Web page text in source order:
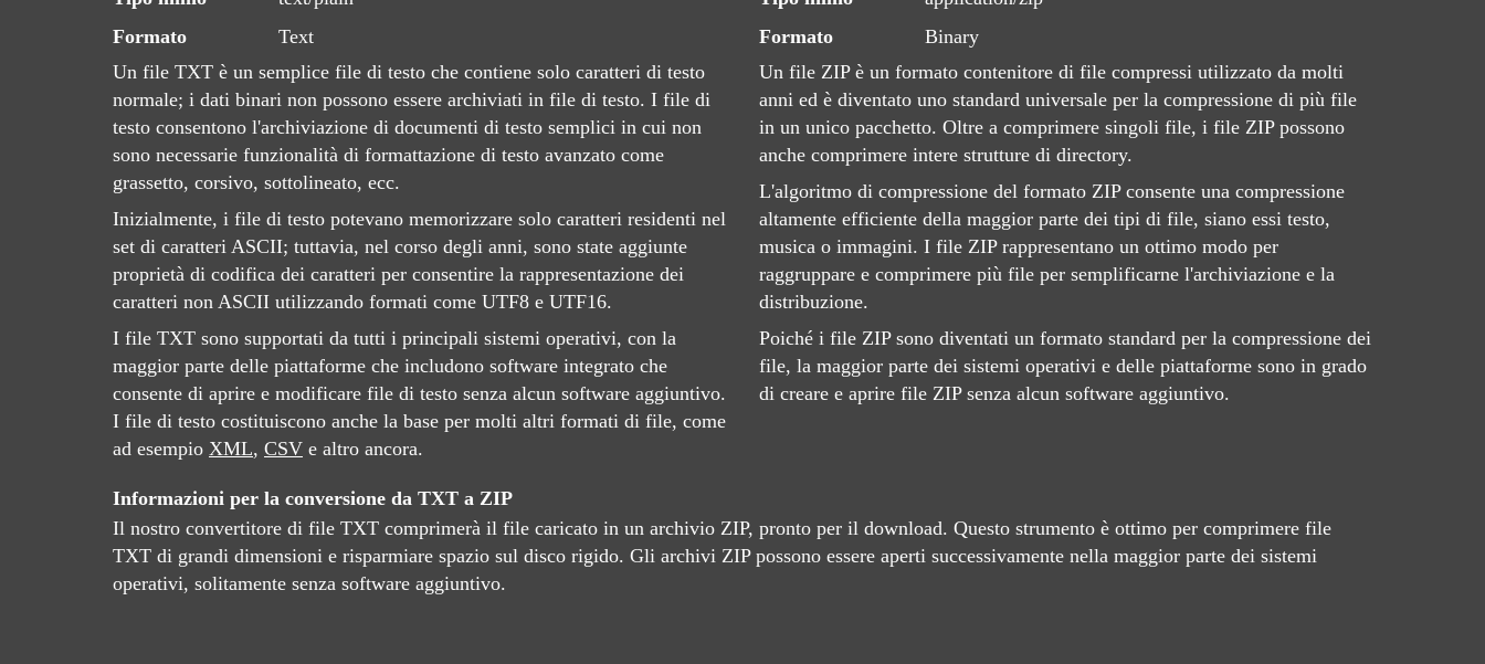
Formato
Text
Un file TXT è un semplice file di testo che contiene solo caratteri di testo
normale; i dati binari non possono essere archiviati in file di testo. I file di
testo consentono l'archiviazione di documenti di testo semplici in cui non
sono necessarie funzionalità di formattazione di testo avanzato come
grassetto, corsivo, sottolineato, ecc.
Inizialmente, i file di testo potevano memorizzare solo caratteri residenti nel
set di caratteri ASCII; tuttavia, nel corso degli anni, sono state aggiunte
proprietà di codifica dei caratteri per consentire la rappresentazione dei
caratteri non ASCII utilizzando formati come UTF8 e UTF16.
I file TXT sono supportati da tutti i principali sistemi operativi, con la
maggior parte delle piattaforme che includono software integrato che
consente di aprire e modificare file di testo senza alcun software aggiuntivo.
I file di testo costituiscono anche la base per molti altri formati di file, come
ad esempio XML, CSV e altro ancora.
Formato
Binary
Un file ZIP è un formato contenitore di file compressi utilizzato da molti
anni ed è diventato uno standard universale per la compressione di più file
in un unico pacchetto. Oltre a comprimere singoli file, i file ZIP possono
anche comprimere intere strutture di directory.
L'algoritmo di compressione del formato ZIP consente una compressione
altamente efficiente della maggior parte dei tipi di file, siano essi testo,
musica o immagini. I file ZIP rappresentano un ottimo modo per
raggruppare e comprimere più file per semplificarne l'archiviazione e la
distribuzione.
Poiché i file ZIP sono diventati un formato standard per la compressione dei
file, la maggior parte dei sistemi operativi e delle piattaforme sono in grado
di creare e aprire file ZIP senza alcun software aggiuntivo.
Informazioni per la conversione da TXT a ZIP
Il nostro convertitore di file TXT comprimerà il file caricato in un archivio ZIP, pronto per il download. Questo strumento è ottimo per comprimere file
TXT di grandi dimensioni e risparmiare spazio sul disco rigido. Gli archivi ZIP possono essere aperti successivamente nella maggior parte dei sistemi
operativi, solitamente senza software aggiuntivo.